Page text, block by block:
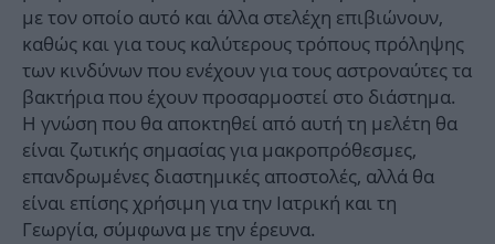
με τον οποίο αυτό και άλλα στελέχη επιβιώνουν,
καθώς και για τους καλύτερους τρόπους πρόληψης
των κινδύνων που ενέχουν για τους αστροναύτες τα
βακτήρια που έχουν προσαρμοστεί στο διάστημα.
Η γνώση που θα αποκτηθεί από αυτή τη μελέτη θα
είναι ζωτικής σημασίας για μακροπρόθεσμες,
επανδρωμένες διαστημικές αποστολές, αλλά θα
είναι επίσης χρήσιμη για την Ιατρική και τη
Γεωργία, σύμφωνα με την έρευνα.